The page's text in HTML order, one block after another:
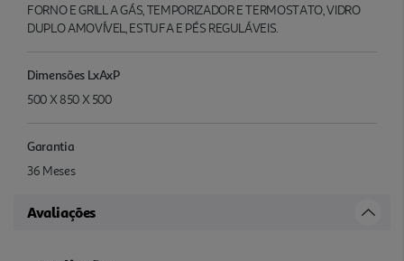
FORNO E GRILL A GÁS, TEMPORIZADOR E TERMOSTATO, VIDRO
DUPLO AMOVÍVEL, ESTUFA E PÉS REGULÁVEIS.
Dimensões LxAxP
500 X 850 X 500
Garantia
36 Meses
Avaliações